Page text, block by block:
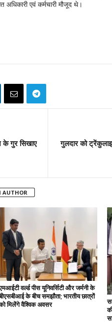
अधिकारी एवं कर्मचारी मौजूद थे।
के गुर सिखाए
गुलदार को
AUTHOR
वर्ल्ड पीस यूनिवर्सिटी और जर्मनी के
के बीच समझौता; भारतीय छात्रों
मिलेंगे वैश्विक अवसर